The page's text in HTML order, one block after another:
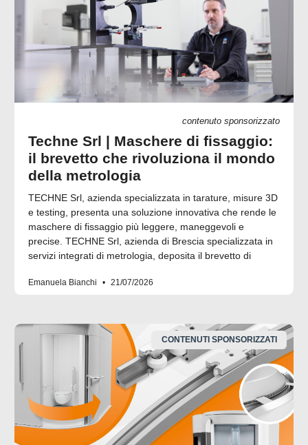
contenuto sponsorizzato
Techne Srl | Maschere di fissaggio:
il brevetto che rivoluziona il mondo
della metrologia
TECHNE Srl, azienda specializzata in tarature, misure 3D
e testing, presenta una soluzione innovativa che rende le
maschere di fissaggio più leggere, maneggevoli e
precise. TECHNE Srl, azienda di Brescia specializzata in
servizi integrati di metrologia, deposita il brevetto di
Emanuela Bianchi 21/07/2026
CONTENUTI SPONSORIZZATI